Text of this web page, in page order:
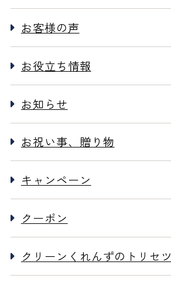
お客様の声
お役立ち情報
お知らせ
お祝い事、贈り物
キャンペーン
クーポン
クリーンくれんずのトリセツ